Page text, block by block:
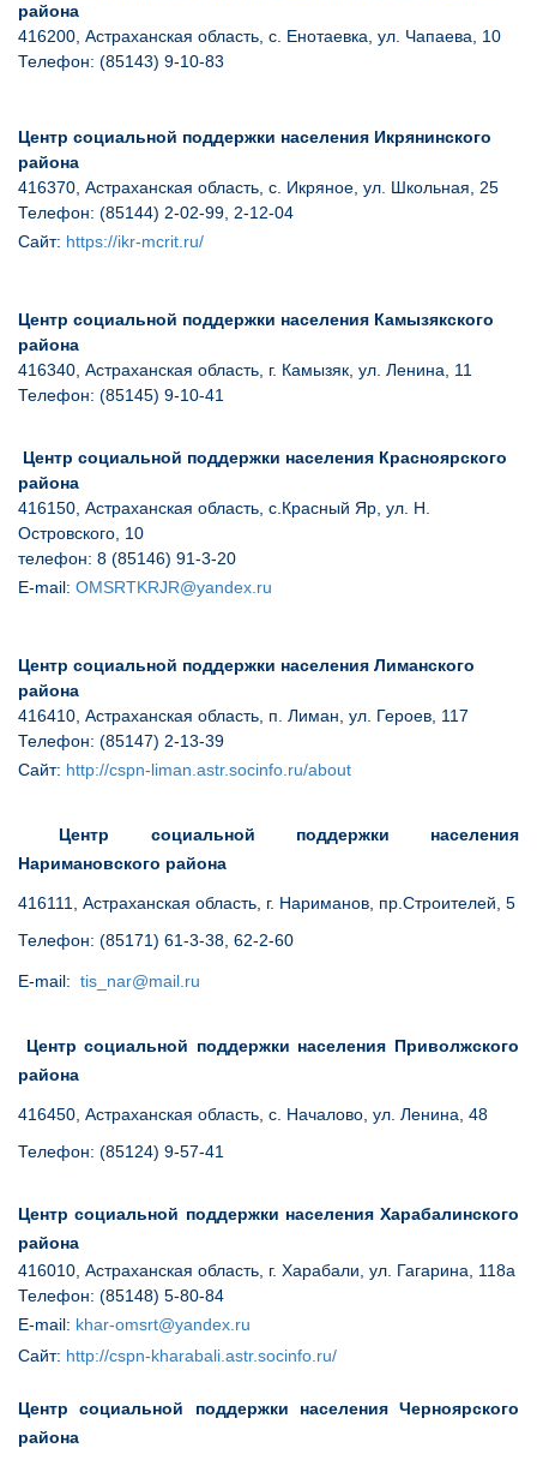
района
416200, Астраханская область, с. Енотаевка, ул. Чапаева, 10
Телефон: (85143) 9-10-83
Центр социальной поддержки населения Икрянинского
района
416370, Астраханская область, с. Икряное, ул. Школьная, 25
Телефон: (85144) 2-02-99, 2-12-04
Сайт: https://ikr-mcrit ru/
Центр социальной поддержки населения Камызякского
района
416340, Астраханская область, г. Камызяк, ул. Ленина, 11
Телефон: (85145) 9-10-41
Центр социальной поддержки населения Красноярского
района
416150, Астраханская область, с.Красный Яр, ул. Н.
Островского, 10
телефон: 8 (85146) 91-3-20
E-mail: OMSRTKRJR@yandex.ru
Центр социальной поддержки населения Лиманского
района
416410, Астраханская область, п. Лиман, ул. Героев, 117
Телефон: (85147) 2-13-39
Сайт: http://cspn-liman.astr.socinfo.ru/about
Центр социальной поддержки населения
Наримановского района
416111, Астраханская область, г. Нариманов, пр.Строителей, 5
Телефон: (85171) 61-3-38 , 62-2-60
E-mail: tis_nar@mail.ru
Центр социальной поддержки населения Приволжского
района
416450, Астраханская область, с. Началово, ул. Ленина, 48
Телефон: (85124) 9-57-41
Центр социальной поддержки населения Харабалинского
района
416010, Астраханская область, г. Харабали, ул. Гагарина, 118а
Телефон: (85148) 5-80-84
E-mail: khаr-omsrt@yandex.ru
Сайт: http://cspn-kharabali.astr.socinfo.ru/
Центр социальной поддержки населения Черноярского
района